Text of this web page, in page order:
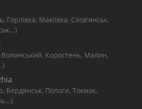
Горлівка, Макіївка, Слов'янськ,
Волинський, Коростень, Малин,
Бердянськ, Пологи, Токмак,